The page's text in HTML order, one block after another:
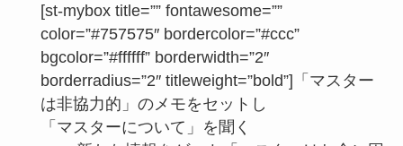
[st-mybox title=”” fontawesome=””
color=”#757575″ bordercolor=”#ccc”
bgcolor=”#ffffff” borderwidth=”2″
borderradius=”2″ titleweight=”bold”]「マスター
は非協力的」のメモをセットし
「マスターについて」を聞く